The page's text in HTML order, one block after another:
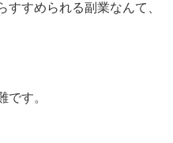
すめられる副業なんて、
です。